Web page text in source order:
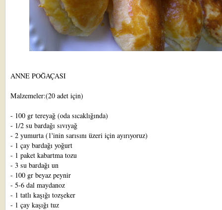
ANNE POĞAÇASI
Malzemeler:(20 adet için)
- 100 gr tereyağ (oda sıcaklığında)
- 1/2 su bardağı sıvıyağ
- 2 yumurta (1'inin sarısını üzeri için ayırıyoruz)
- 1 çay bardağı yoğurt
- 1 paket kabartma tozu
- 3 su bardağı un
- 100 gr beyaz peynir
- 5-6 dal maydanoz
- 1 tatlı kaşığı tozşeker
- 1 çay kaşığı tuz